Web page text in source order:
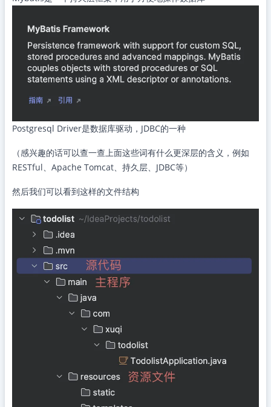
Postgresql Driver是数据库驱动，JDBC的一种
（感兴趣的话可以查一查上面这些词有什么更深层的含义，例如
RESTful、Apache Tomcat、持久层、JDBC等）
然后我们可以看到这样的文件结构